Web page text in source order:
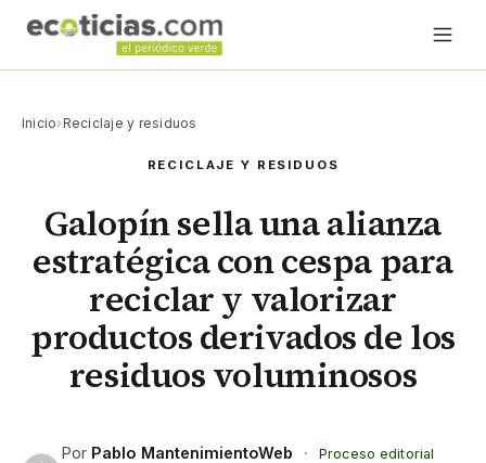
Inicio› Reciclaje y residuos
RECICLAJE Y RESIDUOS
Galopín sella una alianza
estratégica con cespa para
reciclar y valorizar
productos derivados de los
residuos voluminosos
Por Pablo MantenimientoWeb ·
Proceso editorial